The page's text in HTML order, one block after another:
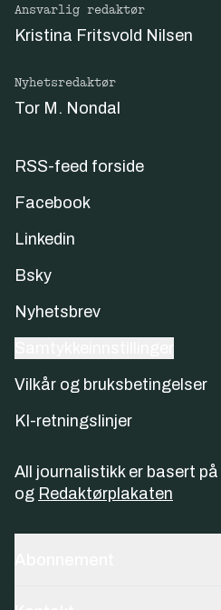
Ansvarlig redaktør
Kristina Fritsvold Nilsen
Nyhetsredaktør
Tor M. Nondal
RSS-feed forside
Facebook
Linkedin
Bsky
Nyhetsbrev
Vilkår og bruksbetingelser
KI-retningslinjer
All journalistikk er basert på
og Redaktørplakaten